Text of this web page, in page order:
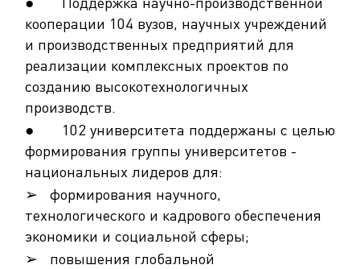
кооперации 104 вузов, научных учреждений
и производственных предприятий для
реализации комплексных проектов по
созданию высокотехнологичных
производств.
● 102 университета поддержаны с целью
формирования группы университетов -
национальных лидеров для:
➢ формирования научного,
технологического и кадрового обеспечения
экономики и социальной сферы;
➢ повышения глобальной